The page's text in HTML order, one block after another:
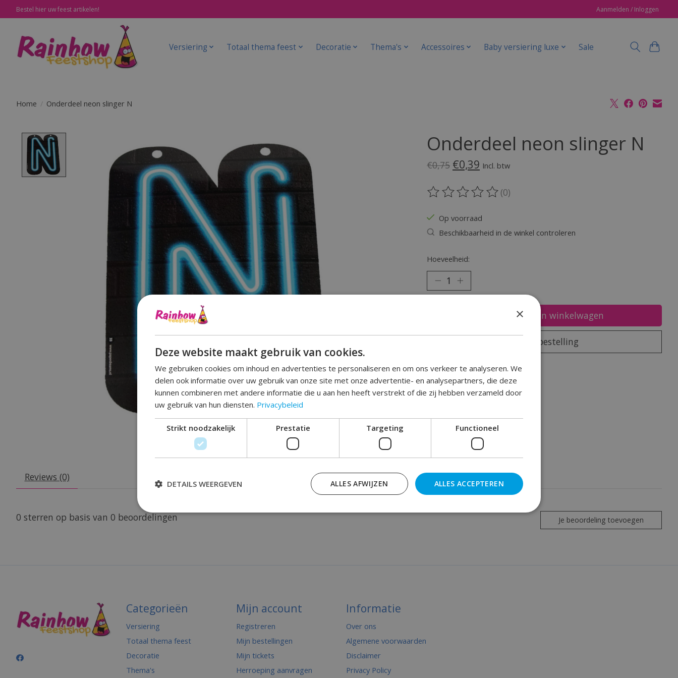
Bestel hier uw feest artikelen! Aanmelden / Inloggen
Versiering Totaal thema feest Decoratie Thema's Accessoires Baby versiering luxe Sale
Home / Onderdeel neon slinger N
Onderdeel neon slinger N
€0,75 €0,39 Incl. btw
De beoordeling van dit product is
(0)
Op voorraad
Beschikbaarheid in de winkel controleren
Hoeveelheid:
Toevoegen aan winkelwagen
Plaats bestelling
Toevoegen om te vergelijken
Reviews (0)
0 sterren op basis van 0 beoordelingen Je beoordeling toevoegen
Categorieën
Versiering
Totaal thema feest
Decoratie
Thema's
Mijn account
Registreren
Mijn bestellingen
Mijn tickets
Herroeping aanvragen
Informatie
Over ons
Algemene voorwaarden
Disclaimer
Privacy Policy
×
Deze website maakt gebruik van cookies.
We gebruiken cookies om inhoud en advertenties te personaliseren en om ons verkeer te analyseren. We
delen ook informatie over uw gebruik van onze site met onze advertentie- en analysepartners, die deze
kunnen combineren met andere informatie die u aan hen heeft verstrekt of die zij hebben verzameld door
uw gebruik van hun diensten. Privacybeleid
Strikt noodzakelijk Prestatie Targeting Functioneel
ALLES ACCEPTEREN
ALLES AFWIJZEN
DETAILS WEERGEVEN